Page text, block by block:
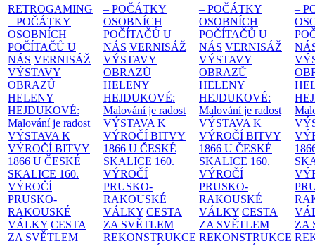
RETROGAMING
– POČÁTKY
OSOBNÍCH
POČÍTAČŮ U
NÁS VERNISÁŽ
VÝSTAVY
OBRAZŮ
HELENY
HEJDUKOVÉ:
Malování je radost
VÝSTAVA K
VÝROČÍ BITVY
1866 U ČESKÉ
SKALICE 160.
VÝROČÍ
PRUSKO-
RAKOUSKÉ
VÁLKY CESTA
ZA SVĚTLEM
– POČÁTKY
OSOBNÍCH
POČÍTAČŮ U
NÁS VERNISÁŽ
VÝSTAVY
OBRAZŮ
HELENY
HEJDUKOVÉ:
Malování je radost
VÝSTAVA K
VÝROČÍ BITVY
1866 U ČESKÉ
SKALICE 160.
VÝROČÍ
PRUSKO-
RAKOUSKÉ
VÁLKY CESTA
ZA SVĚTLEM
REKONSTRUKCE
– POČÁTKY
OSOBNÍCH
POČÍTAČŮ U
NÁS VERNISÁŽ
VÝSTAVY
OBRAZŮ
HELENY
HEJDUKOVÉ:
Malování je radost
VÝSTAVA K
VÝROČÍ BITVY
1866 U ČESKÉ
SKALICE 160.
VÝROČÍ
PRUSKO-
RAKOUSKÉ
VÁLKY CESTA
ZA SVĚTLEM
REKONSTRUKCE
–
ZA